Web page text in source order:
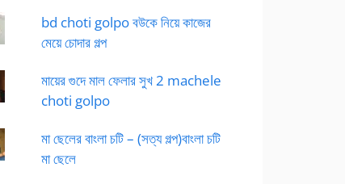
bd choti golpo বউকে নিয়ে কাজের
মেয়ে চোদার গল্প
মায়ের গুদে মাল ফেলার সুখ 2 machele
choti golpo
মা ছেলের বাংলা চটি – (সত্য গল্প)বাংলা চটি
মা ছেলে